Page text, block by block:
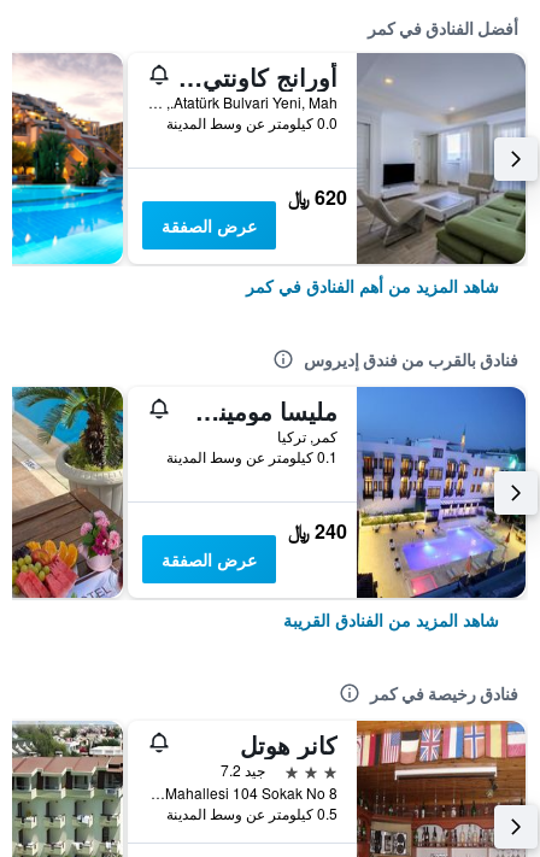
أفضل الفنادق في كمر
أورانج كاونتي كيمير - شامامل جميع الخدمات
Atatürk Bulvari Yeni, Mah., كمر, تركيا
0.0 كيلومتر عن وسط المدينة
620 ﷼
عرض الصفقة
شاهد المزيد من أهم الفنادق في كمر
فنادق بالقرب من فندق إديروس
مليسا مومينت أبارت
كمر, تركيا
0.1 كيلومتر عن وسط المدينة
240 ﷼
عرض الصفقة
شاهد المزيد من الفنادق القريبة
فنادق رخيصة في كمر
كانر هوتل
3 نجوم
جيد 7.2
Merkez Mahallesi 104 Sokak No 8, كمر, تركيا
0.5 كيلومتر عن وسط المدينة